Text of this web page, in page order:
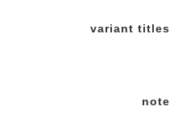
variant titles
note